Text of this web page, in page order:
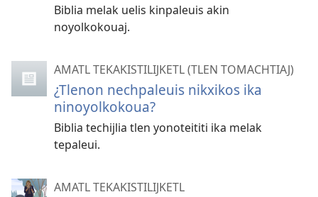
Biblia melak uelis kinpaleuis akin
noyolkokouaj.
AMATL TEKAKISTILIJKETL (TLEN TOMACHTIAJ)
¿Tlenon nechpaleuis nikxikos ika
ninoyolkokoua?
Biblia techijlia tlen yonoteititi ika melak
tepaleui.
AMATL TEKAKISTILIJKETL